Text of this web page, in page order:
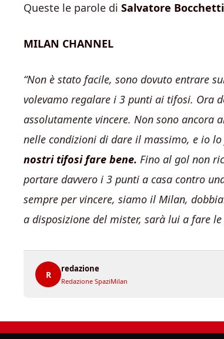
Queste le parole di Salvatore Bocchetti
MILAN CHANNEL
“Non è stato facile, sono dovuto entrare
volevamo regalare i 3 punti ai tifosi. Ora
assolutamente vincere. Non sono ancora
nelle condizioni di dare il massimo, e io
nostri tifosi fare bene. Fino al gol non
portare davvero i 3 punti a casa contro
sempre per vincere, siamo il Milan,
a disposizione del mister, sarà lui a fare
R
redazione
Redazione SpaziMilan